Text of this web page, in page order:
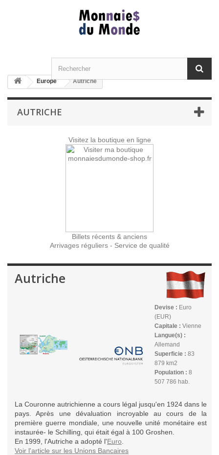
Europe Autriche
AUTRICHE
Visitez la boutique en ligne
Billets récents & anciens
Arrivages réguliers - Service de qualité
Autriche
Devise : Euro
(EUR)
Capitale : Vienne
Langue(s) :
Allemand
Superficie : 83
879 km2
Population : 8
507 786 hab.
La Couronne autrichienne a cours légal jusqu'en 1924 dans le
pays. Après une dévaluation incroyable au cours de la
première guerre mondiale, une nouvelle unité monétaire est
instaurée- le Schilling, qui était égal à 100 Groshen.
En 1999, l'Autriche a adopté l'Euro
Voir l'article sur les Unions Bancaires